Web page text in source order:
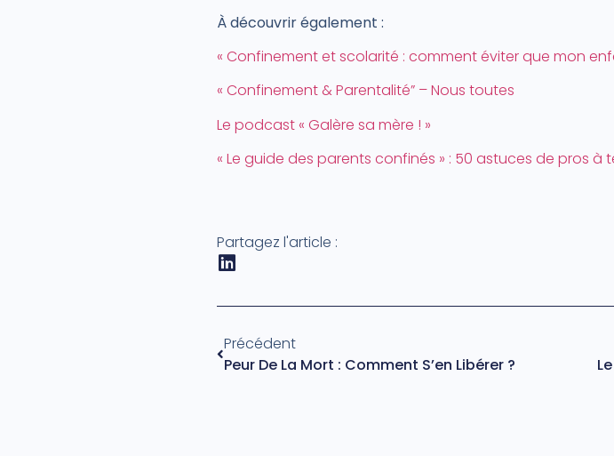
À découvrir également :
« Confinement et scolarité : comment éviter que mon
« Confinement & Parentalité” – Nous toutes
Le podcast « Galère sa mère ! »
« Le guide des parents confinés » : 50 astuces de pros à
Partagez l'article :
Précédent
Peur De La Mort : Comment S’en Libérer ?